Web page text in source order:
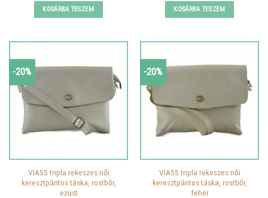
was:
12290 Ft.
KOSÁRBA TESZEM
was:
12390 Ft.
KOSÁRBA TESZEM
-20%
VIA55 tripla rekeszes női
keresztpántos táska, rostbőr,
ezüst
-20%
VIA55 tripla rekeszes női
keresztpántos táska, rostbőr,
fehér